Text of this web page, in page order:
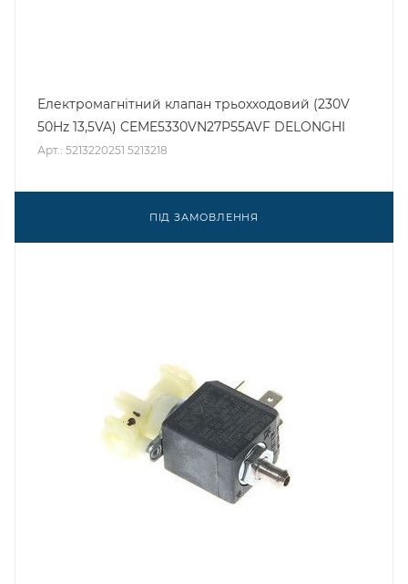
Електромагнітний клапан трьохходовий (230V
50Hz 13,5VA) CEME5330VN27P55AVF DELONGHI
Арт.: 5213220251 5213218
ПІД ЗАМОВЛЕННЯ